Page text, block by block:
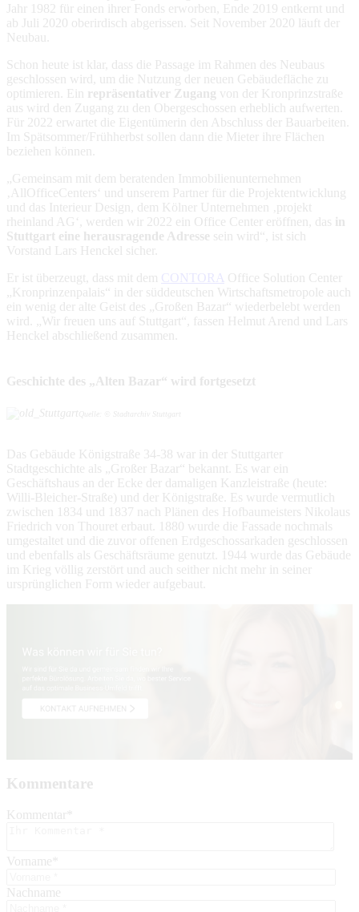
Jahr 1982 für einen ihrer Fonds erworben, Ende 2019 entkernt und
ab Juli 2020 oberirdisch abgerissen. Seit November 2020 läuft der
Neubau.
Schon heute ist klar, dass die Passage im Rahmen des Neubaus
geschlossen wird, um die Nutzung der neuen Gebäudefläche zu
optimieren. Ein
repräsentativer Zugang von der Kronprinzstraße
aus wird den Zugang zu den Obergeschossen erheblich aufwerten.
Für 2022 erwartet die Eigentümerin den Abschluss der Bauarbeiten.
Im Spätsommer/Frühherbst sollen dann die Mieter ihre Flächen
beziehen können.
„Gemeinsam mit dem beratenden Immobilienunternehmen
‚AllOfficeCenters‘ und unserem Partner für die Projektentwicklung
und das Interieur Design, dem Kölner Unternehmen ‚projekt
rheinland AG‘, werden wir 2022 ein Office Center eröffnen, das in
Stuttgart eine herausragende Adresse sein wird“, ist sich
Vorstand Lars Henckel sicher.
Er ist überzeugt, dass mit dem CONTORA Office Solution Center
„Kronprinzenpalais“ in der süddeutschen Wirtschaftsmetropole auch
ein wenig der alte Geist des „Großen Bazar“ wiederbelebt werden
wird. „Wir freuen uns auf Stuttgart“, fassen Helmut Arend und Lars
Henckel abschließend zusammen.
Geschichte des „Alten Bazar“ wird fortgesetzt
Quelle: © Stadtarchiv Stuttgart
Das Gebäude Königstraße 34-38 war in der Stuttgarter
Stadtgeschichte als „Großer Bazar“ bekannt. Es war ein
Geschäftshaus an der Ecke der damaligen Kanzleistraße (heute:
Willi-Bleicher-Straße) und der Königstraße. Es wurde vermutlich
zwischen 1834 und 1837 nach Plänen des Hofbaumeisters Nikolaus
Friedrich von Thouret erbaut. 1880 wurde die Fassade nochmals
umgestaltet und die zuvor offenen Erdgeschossarkaden geschlossen
und ebenfalls als Geschäftsräume genutzt. 1944 wurde das Gebäude
im Krieg völlig zerstört und auch seither nicht mehr in seiner
ursprünglichen Form wieder aufgebaut.
Kommentare
Kommentar
Vorname
Nachname